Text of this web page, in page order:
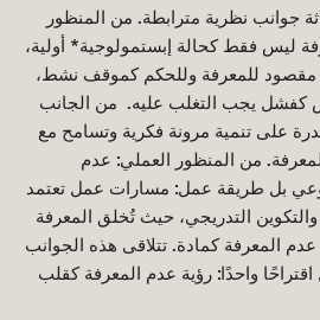
جوانب نظرية مترابطة. من المنظور
ليس فقط كحالة إبستمولوجية* أولية،
مقصود للمعرفة وللحكم كموقف نشط،
كفشل يجب التغلب عليه. من الجانب
على تنمية مرونة فكرية وتسامح مع
من المنظور العملي: عدم
بل طريقة عمل: مسارات عمل تعتمد
التدريجي، حيث تُخلق المعرفة
المعرفة كمادة. تتلاقى هذه الجوانب
واحدًا: رؤية عدم المعرفة كقلب